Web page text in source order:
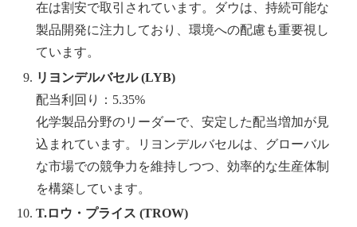
在は割安で取引されています。ダウは、持続可能な
製品開発に注力しており、環境への配慮も重要視し
ています。
リヨンデルバセル (LYB)
配当利回り：5.35%
化学製品分野のリーダーで、安定した配当増加が見
込まれています。リヨンデルバセルは、グローバル
な市場での競争力を維持しつつ、効率的な生産体制
を構築しています。
T.ロウ・プライス (TROW)